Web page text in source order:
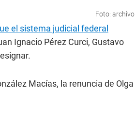
Foto: archivo
el sistema judicial federal
Ignacio Pérez Curci, Gustavo
Macías, la renuncia de Olga